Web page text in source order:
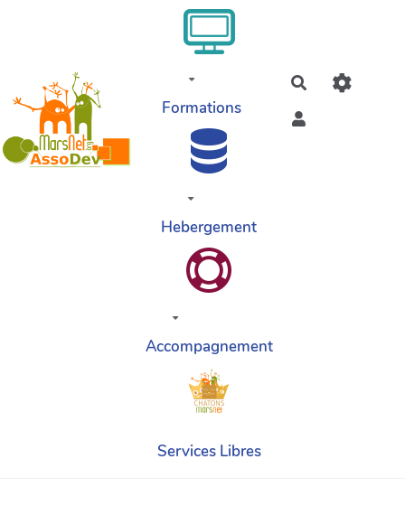
Formations
Hebergement
Accompagnement
Services Libres
Rechercher